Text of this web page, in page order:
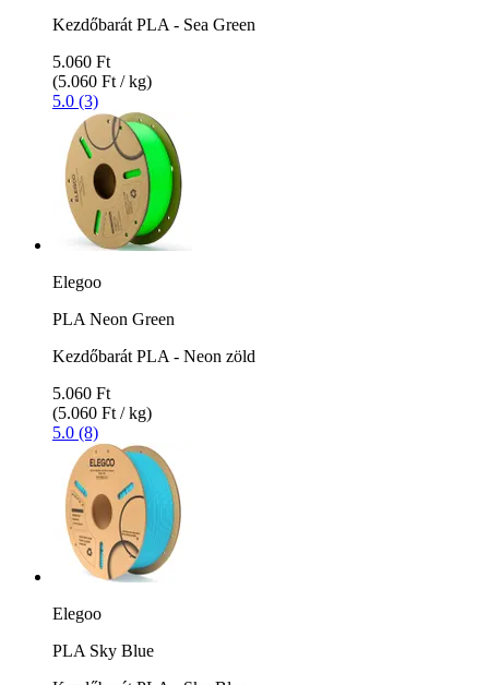
Kezdőbarát PLA - Sea Green
5.060 Ft
(5.060 Ft / kg)
5.0 (3)
Elegoo
PLA Neon Green
Kezdőbarát PLA - Neon zöld
5.060 Ft
(5.060 Ft / kg)
5.0 (8)
Elegoo
PLA Sky Blue